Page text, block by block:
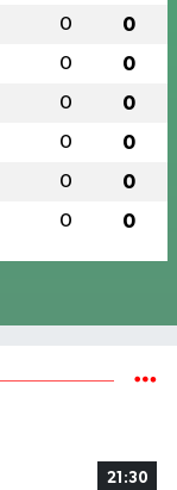
0 0
0 0
0 0
0 0
0 0
0 0
21:30